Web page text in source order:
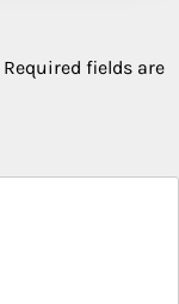
Required fields are